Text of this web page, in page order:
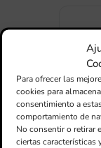
Para ofrecer las
cookies para
consentimiento a
comportamiento de
No consentir o retirar
ciertas características